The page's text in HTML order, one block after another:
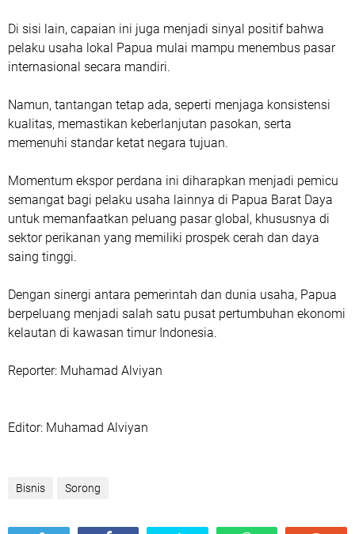
Di sisi lain, capaian ini juga menjadi sinyal positif bahwa
pelaku usaha lokal Papua mulai mampu menembus pasar
internasional secara mandiri.
Namun, tantangan tetap ada, seperti menjaga konsistensi
kualitas, memastikan keberlanjutan pasokan, serta
memenuhi standar ketat negara tujuan.
Momentum ekspor perdana ini diharapkan menjadi pemicu
semangat bagi pelaku usaha lainnya di Papua Barat Daya
untuk memanfaatkan peluang pasar global, khususnya di
sektor perikanan yang memiliki prospek cerah dan daya
saing tinggi.
Dengan sinergi antara pemerintah dan dunia usaha, Papua
berpeluang menjadi salah satu pusat pertumbuhan ekonomi
kelautan di kawasan timur Indonesia.
‎Reporter: Muhamad Alviyan
‎Editor: Muhamad Alviyan
Bisnis Sorong